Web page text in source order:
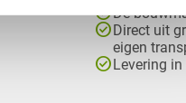
check_circleDé
check_circle Direct uit
eigen
check_circle Levering in